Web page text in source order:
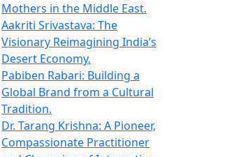
Mothers in the Middle East.
Aakriti Srivastava: The
Visionary Reimagining India’s
Desert Economy.
Pabiben Rabari: Building a
Global Brand from a Cultural
Tradition.
Dr. Tarang Krishna: A Pioneer,
Compassionate Practitioner